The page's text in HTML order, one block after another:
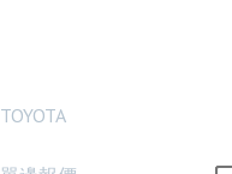
TOYOTA